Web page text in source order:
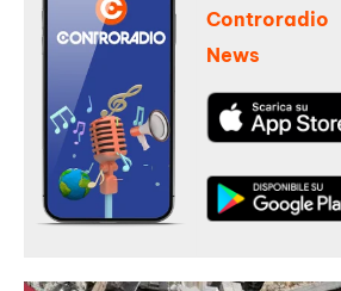
Controradio
News